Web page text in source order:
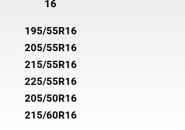
16
195/55R16
205/55R16
215/55R16
225/55R16
205/50R16
215/60R16